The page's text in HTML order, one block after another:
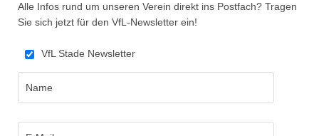
Alle Infos rund um unseren Verein direkt ins Postfach? Tragen
Sie sich jetzt für den VfL-Newsletter ein!
VfL Stade Newsletter